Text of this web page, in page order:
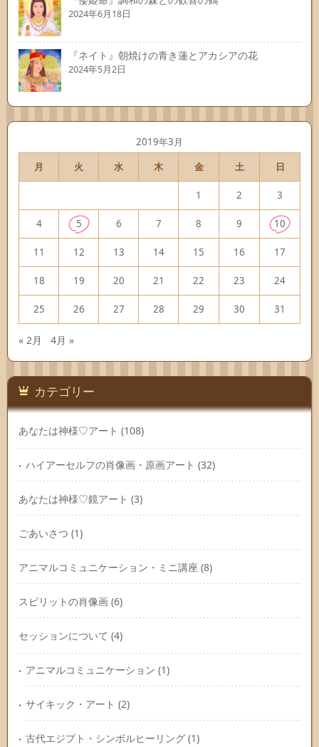
2024年6月18日
『ネイト』朝焼けの青き蓮とアカシアの花
2024年5月2日
2019年3月
月
火 水 木 金 土 日
1 2 3
4 5 6 7 8 9 10
11 12 13 14 15 16 17
18 19 20 21 22 23 24
25 26 27 28 29 30 31
« 2月 4月 »
カテゴリー
あなたは神様♡アート (108)
ハイアーセルフの肖像画・原画アート (32)
あなたは神様♡鏡アート (3)
ごあいさつ (1)
アニマルコミュニケーション・ミニ講座 (8)
スピリットの肖像画 (6)
セッションについて (4)
アニマルコミュニケーション (1)
サイキック・アート (2)
古代エジプト・シンボルヒーリング (1)